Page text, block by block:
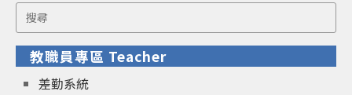
Search
for:
教職員專區 Teacher
差勤系統